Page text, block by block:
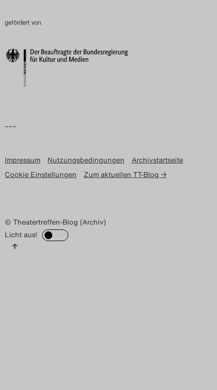
gefördert von
–––
Impressum Nutzungsbedingungen
Archivstartseite
Cookie Einstellungen
Zum aktuellen TT-Blog →
© Theatertreffen-Blog (Archiv)
Licht aus!
↑